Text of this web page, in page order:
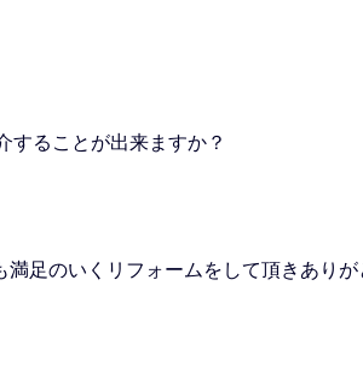
することが出来ますか？
足のいくリフォームをして頂きあり